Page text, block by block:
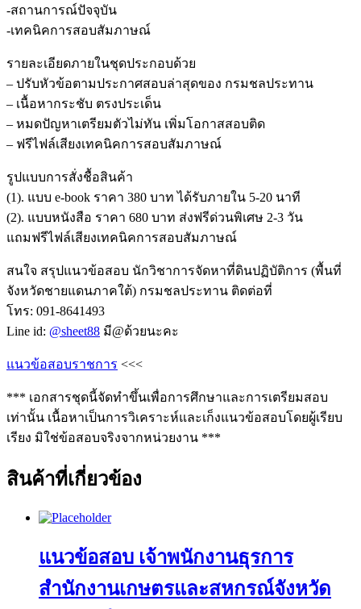
-สถานการณ์ปัจจุบัน
-เทคนิคการสอบสัมภาษณ์
รายละเอียดภายในชุดประกอบด้วย
– ปรับหัวข้อตามประกาศสอบล่าสุดของ กรมชลประทาน
– เนื้อหากระชับ ตรงประเด็น
– หมดปัญหาเตรียมตัวไม่ทัน เพิ่มโอกาสสอบติด
– ฟรีไฟล์เสียงเทคนิคการสอบสัมภาษณ์
รูปแบบการสั่งชื้อสินค้า
(1). แบบ e-book ราคา 380 บาท ได้รับภายใน 5-20 นาที
(2). แบบหนังสือ ราคา 680 บาท ส่งฟรีด่วนพิเศษ 2-3 วัน
แถมฟรีไฟล์เสียงเทคนิคการสอบสัมภาษณ์
สนใจ สรุปแนวข้อสอบ นักวิชาการจัดหาที่ดินปฏิบัติการ (พื้นที่
จังหวัดชายแดนภาคใต้) กรมชลประทาน ติดต่อที่
โทร: 091-8641493
Line id: @sheet88 มี@ด้วยนะคะ
แนวข้อสอบราชการ <<<
*** เอกสารชุดนี้จัดทำขึ้นเพื่อการศึกษาและการเตรียมสอบ
เท่านั้น เนื้อหาเป็นการวิเคราะห์และเก็งแนวข้อสอบโดยผู้เรียบ
เรียง มิใช่ข้อสอบจริงจากหน่วยงาน ***
สินค้าที่เกี่ยวข้อง
แนวข้อสอบ เจ้าพนักงานธุรการ
สำนักงานเกษตรและสหกรณ์จังหวัด